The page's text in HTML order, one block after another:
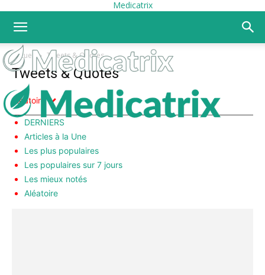
Medicatrix
Accueil Tweets & Quotes
Tweets & Quotes
Aléatoire
DERNIERS
Articles à la Une
Les plus populaires
Les populaires sur 7 jours
Les mieux notés
Aléatoire